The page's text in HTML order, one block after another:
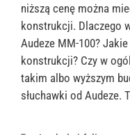
niższą cenę można
konstrukcji. Dlaczego
Audeze MM-100?
konstrukcji? Czy w
takim albo wyższym
słuchawki od Audeze.